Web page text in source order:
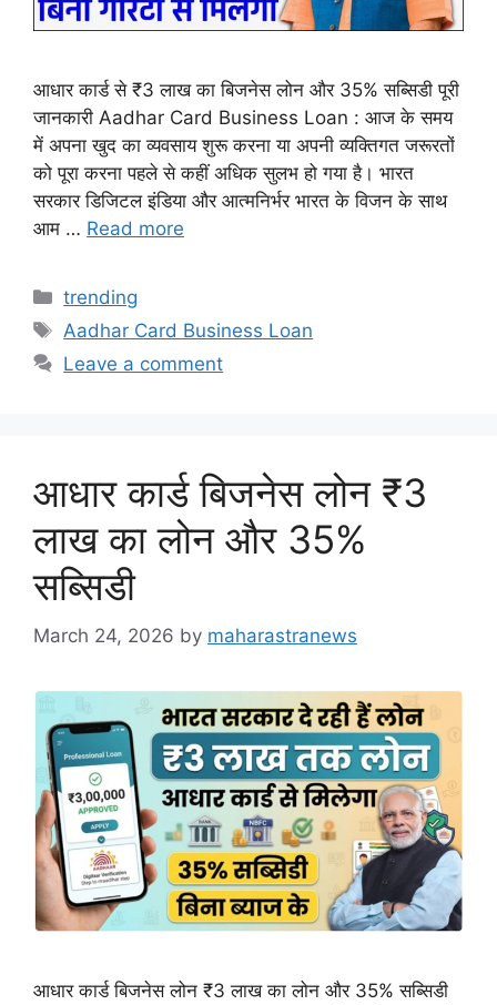
आधार कार्ड से ₹3 लाख का बिजनेस लोन और 35% सब्सिडी पूरी
जानकारी Aadhar Card Business Loan : आज के समय
में अपना खुद का व्यवसाय शुरू करना या अपनी व्यक्तिगत जरूरतों
को पूरा करना पहले से कहीं अधिक सुलभ हो गया है। भारत
सरकार डिजिटल इंडिया और आत्मनिर्भर भारत के विजन के साथ
आम … Read more
Categories
trending
Tags
Aadhar Card Business Loan
Leave a comment
आधार कार्ड बिजनेस लोन ₹3
लाख का लोन और 35%
सब्सिडी
March 24, 2026 by maharastranews
आधार कार्ड बिजनेस लोन ₹3 लाख का लोन और 35% सब्सिडी